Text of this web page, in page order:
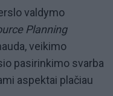
valdymo
Planning
veikimo
pasirinkimo svarba
aspektai plačiau